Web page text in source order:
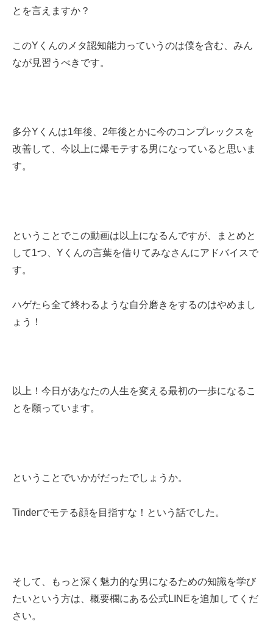
とを言えますか？
このYくんのメタ認知能力っていうのは僕を含む、みん
なが見習うべきです。
多分Yくんは1年後、2年後とかに今のコンプレックスを
改善して、今以上に爆モテする男になっていると思いま
す。
ということでこの動画は以上になるんですが、まとめと
して1つ、Yくんの言葉を借りてみなさんにアドバイスで
す。
ハゲたら全て終わるような自分磨きをするのはやめまし
ょう！
以上！今日があなたの人生を変える最初の一歩になるこ
とを願っています。
ということでいかがだったでしょうか。
Tinderでモテる顔を目指すな！という話でした。
そして、もっと深く魅力的な男になるための知識を学び
たいという方は、概要欄にある公式LINEを追加してくだ
さい。